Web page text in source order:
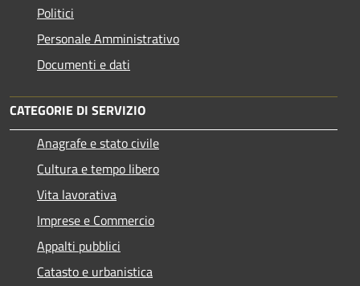
Politici
Personale Amministrativo
Documenti e dati
CATEGORIE DI SERVIZIO
Anagrafe e stato civile
Cultura e tempo libero
Vita lavorativa
Imprese e Commercio
Appalti pubblici
Catasto e urbanistica